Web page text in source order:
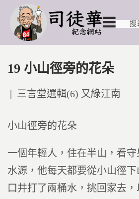
19 小山徑旁的花朵
Posted
三言堂選輯(6) 又綠江南
小山徑旁的花朵
一個年輕人，住在半山，看
水源，他每天都要從小山徑
口井打了兩桶水，挑回家去